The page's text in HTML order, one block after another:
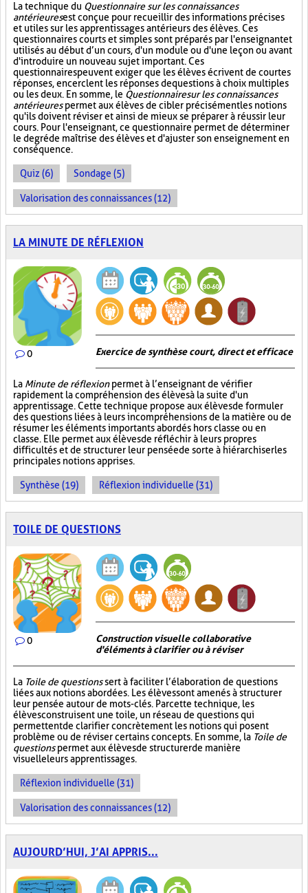
La technique du Questionnaire sur les connaissances
antérieuresest conçue pour recueillir des informations précises
et utiles sur les apprentissages antérieurs des élèves. Ces
questionnaires courts et simples sont préparés par l'enseignant et
utilisés au début d’un cours, d'un module ou d'une leçon ou avant
d'introduire un nouveau sujet important. Ces
questionnaires peuvent exiger que les élèves écrivent de courtes
réponses, encerclent les réponses de questions à choix multiples
ou les deux. En somme, le Questionnaire sur les connaissances
antérieurespermet aux élèves de cibler précisément les notions
qu'ils doivent réviser et ainsi de mieux se préparer à réussir leur
cours. Pour l'enseignant, ce questionnaire permet de déterminer
le degré de maîtrise des élèves et d'ajuster son enseignement en
conséquence.
Quiz (6) Sondage (5)
Valorisation des connaissances (12)
LA MINUTE DE RÉFLEXION
0 Exercice de synthèse court, direct et efficace
La Minute de réflexionpermet à l’enseignant de vérifier
rapidement la compréhension des élèves à la suite d'un
apprentissage. Cette technique propose aux élèves de formuler
des questions liées à leurs incompréhensions de la matière ou de
résumer les éléments importants abordés hors classe ou en
classe. Elle permet aux élèves de réfléchir à leurs propres
difficultés et de structurer leur pensée de sorte à hiérarchiser les
principales notions apprises.
Synthèse (19) Réflexion individuelle (31)
TOILE DE QUESTIONS
0
Construction visuelle collaborative
d'éléments à clarifier ou à réviser
La Toile de questionssert à faciliter l’élaboration de questions
liées aux notions abordées. Les élèves sont amenés à structurer
leur pensée autour de mots-clés. Par cette technique, les
élèves construisent une toile, un réseau de questions qui
permettent de clarifier concrètement les notions qui posent
problème ou de réviser certains concepts. En somme, la Toile de
questionspermet aux élèves de structurer de manière
visuelle leurs apprentissages.
Réflexion individuelle (31)
Valorisation des connaissances (12)
AUJOURD’HUI, J’AI APPRIS...